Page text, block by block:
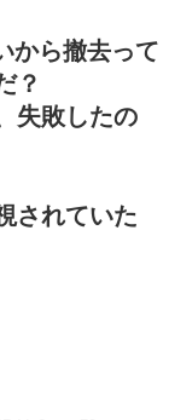
から撤去って
？
失敗したの
されていた